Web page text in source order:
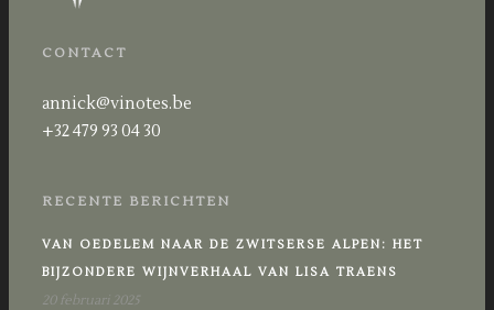
CONTACT
annick@vinotes.be
+32 479 93 04 30
RECENTE BERICHTEN
VAN OEDELEM NAAR DE ZWITSERSE ALPEN: HET
BIJZONDERE WIJNVERHAAL VAN LISA TRAENS
20 februari 2025